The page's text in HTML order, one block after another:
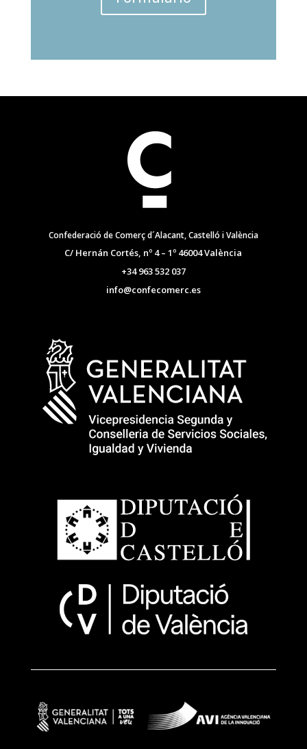
Confederació de Comerç d´Alacant, Castelló i València
C/ Hernán Cortés, nº 4 – 1º 46004 València
+34 963 532 037
info@confecomerc.es